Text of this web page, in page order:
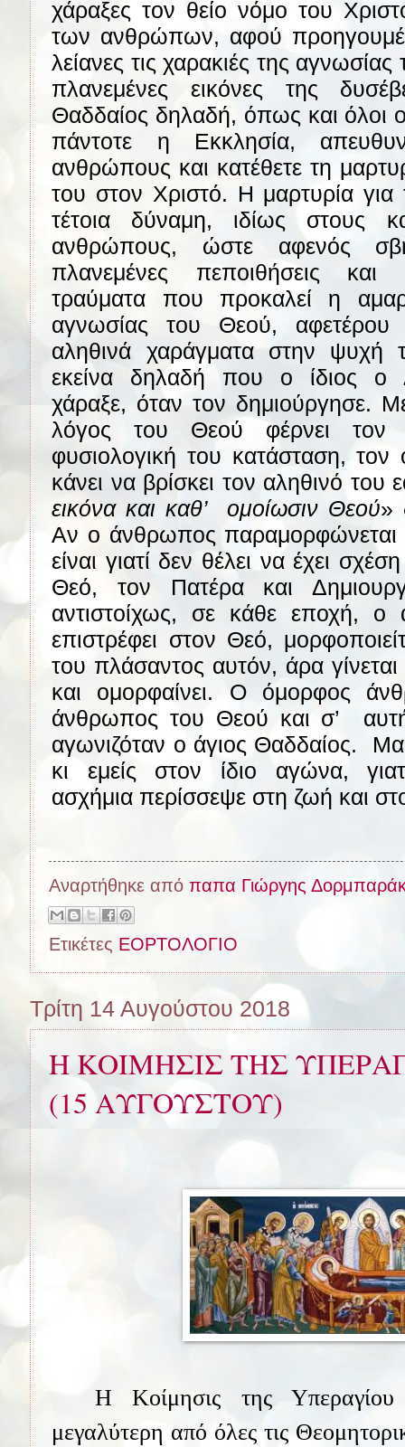
χάραξες τον θείο νόμο του
των ανθρώπων, αφού
λείανες τις χαρακιές της αγνωσίας
πλανεμένες εικόνες της
Θαδδαίος δηλαδή, όπως και όλοι
πάντοτε η Εκκλησία,
ανθρώπους και κατέθετε τη
του στον Χριστό. Η μαρτυρία για
τέτοια δύναμη, ιδίως στους
ανθρώπους, ώστε αφενός
πλανεμένες πεποιθήσεις και
τραύματα που προκαλεί η
αγνωσίας του Θεού, αφετέρου
αληθινά χαράγματα στην ψυχή
εκείνα δηλαδή που ο ίδιος ο
χάραξε, όταν τον δημιούργησε.
λόγος του Θεού φέρνει
φυσιολογική του κατάσταση, τον
κάνει να βρίσκει τον αληθινό του
εικόνα και καθ’
ομοίωσιν Θεού»
Αν ο άνθρωπος παραμορφώνεται
είναι γιατί δεν θέλει να έχει
Θεό, τον Πατέρα και
αντιστοίχως, σε κάθε εποχή,
επιστρέφει στον Θεό,
του πλάσαντος αυτόν, άρα
και ομορφαίνει. Ο όμορφος
άνθρωπος του Θεού και σ’
αγωνιζόταν ο άγιος Θαδδαίος.
κι εμείς στον ίδιο αγώνα,
ασχήμια περίσσεψε στη ζωή και
Αναρτήθηκε από παπα Γιώργης
Ετικέτες ΕΟΡΤΟΛΟΓΙΟ
Τρίτη 14 Αυγούστου 2018
Η ΚΟΙΜΗΣΙΣ ΤΗΣ
(15 ΑΥΓΟΥΣΤΟΥ)
Η Κοίμησις της
μεγαλύτερη από όλες τις